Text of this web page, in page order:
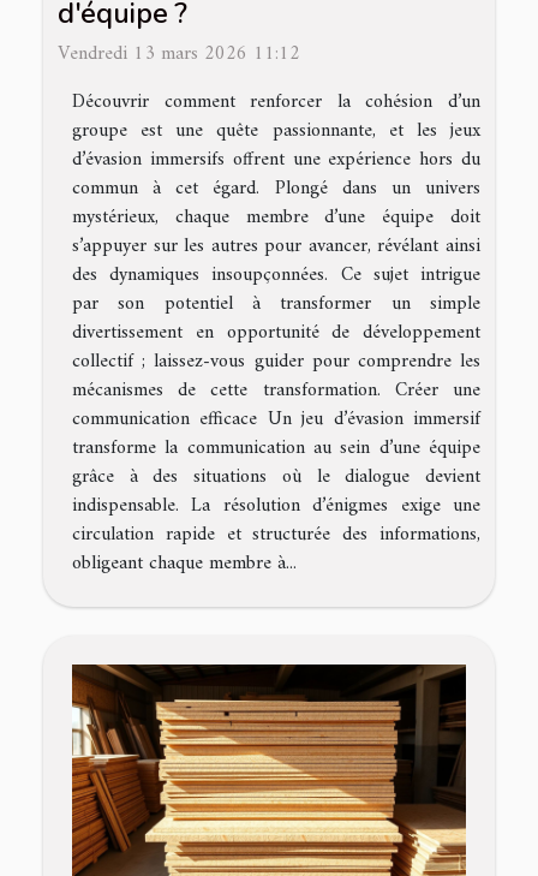
d'équipe ?
Vendredi 13 mars 2026 11:12
Découvrir comment renforcer la cohésion d’un
groupe est une quête passionnante, et les jeux
d’évasion immersifs offrent une expérience hors du
commun à cet égard. Plongé dans un univers
mystérieux, chaque membre d’une équipe doit
s’appuyer sur les autres pour avancer, révélant ainsi
des dynamiques insoupçonnées. Ce sujet intrigue
par son potentiel à transformer un simple
divertissement en opportunité de développement
collectif ; laissez-vous guider pour comprendre les
mécanismes de cette transformation. Créer une
communication efficace Un jeu d’évasion immersif
transforme la communication au sein d’une équipe
grâce à des situations où le dialogue devient
indispensable. La résolution d’énigmes exige une
circulation rapide et structurée des informations,
obligeant chaque membre à...